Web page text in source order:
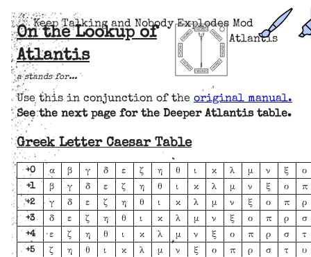
Keep Talking and Nobody Explodes Mod
Atlantis
On the Lookup of
Atlantis
a stands for...
Use this in conjunction of the original manual.
See the next page for the Deeper Atlantis table.
Greek Letter Caesar Table
+0 α β γ δ ε ζ η θ ι κ λ μ ν ξ ο
+1 β γ δ ε ζ η θ ι κ λ μ ν ξ ο π
+2 γ δ ε ζ η θ ι κ λ μ ν ξ ο π ρ
+3 δ ε ζ η θ ι κ λ μ ν ξ ο π ρ σ
+4 ε ζ η θ ι κ λ μ ν ξ ο π ρ σ τ
+5 ζ η θ ι κ λ μ ν ξ ο π ρ σ τ υ